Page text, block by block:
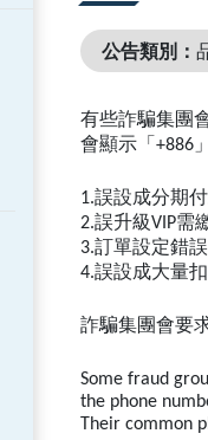
公告類別：
有些詐騙集團
會顯示「+886
1.誤設成分期
2.誤升級VIP需
3.訂單設定錯誤
4.誤設成大量
詐騙集團會要
Some fraud
the phone
Their common